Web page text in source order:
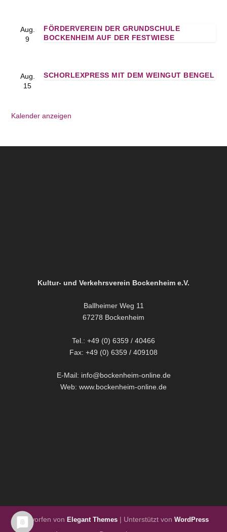
Aug.
9
FÖRDERVEREIN DER GRUNDSCHULE
BOCKENHEIM AUF DER FESTWIESE
Aug.
15
SCHORLEXPRESS MIT DEM WEINGUT BENGEL
Kalender anzeigen
Kultur- und Verkehrsverein Bockenheim e.V.
Ballheimer Weg 11
67278 Bockenheim
Tel.: +49 (0) 6359 / 40466
Fax: +49 (0) 6359 / 409108
E-Mail: info@bockenheim-online.de
Web: www.bockenheim-online.de
Entworfen von Elegant Themes| Unterstützt von WordPress